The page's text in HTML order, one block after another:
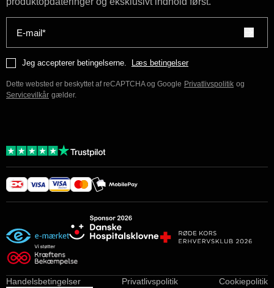
E-mail*
Jeg accepterer betingelserne. Læs betingelser
Dette websted er beskyttet af reCAPTCHA og Google Privatlivspolitik og
Servicevilkår gælder.
Handelsbetingelser Privatlivspolitik
Cookiepolitik